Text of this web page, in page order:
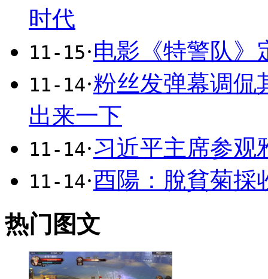
时代
11-15·电影《特警队》
11-14·粉丝发弹幕调侃
出来一下
11-14·习近平主席参观
11-14·酉陽：脫貧菊採
热门图文